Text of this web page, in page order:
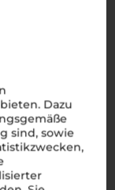
Dazu
sind, sowie